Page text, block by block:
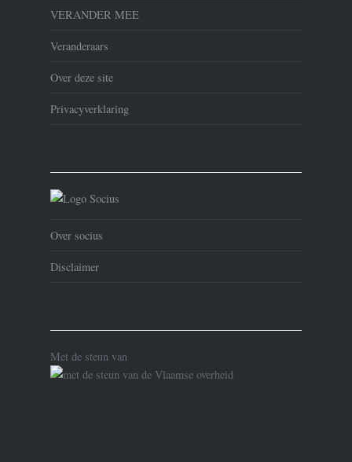
VERANDER MEE
Veranderaars
Over deze site
Privacyverklaring
Over socius
Disclaimer
Met de steun van